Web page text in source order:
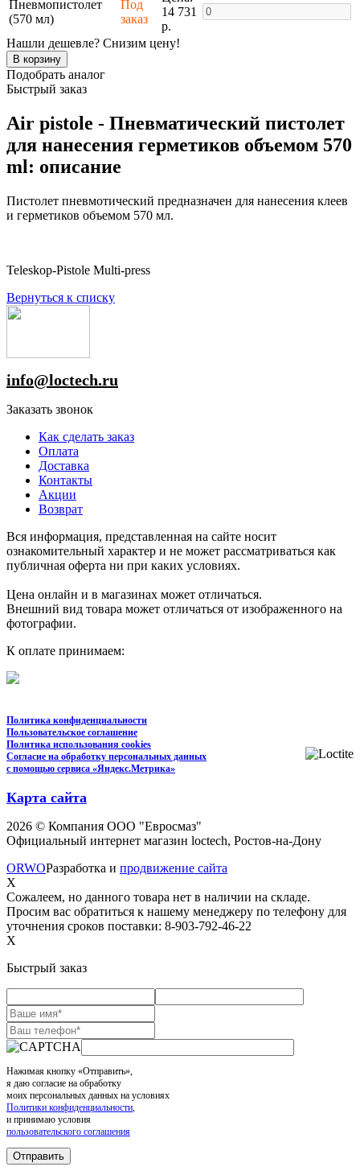
Пневмопистолет
(570 мл)
Под
заказ
14 731
р.
Нашли дешевле? Снизим цену!
Подобрать аналог
Быстрый заказ
Air pistole - Пневматический пистолет
для нанесения герметиков объемом 570
ml: описание
Пистолет пневмотический предназначен для нанесения клеев
и герметиков объемом 570 мл.
Teleskop-Pistole Multi-press
Вернуться к списку
info@loctech.ru
Заказать звонок
Как сделать заказ
Оплата
Доставка
Контакты
Акции
Возврат
Вся информация, представленная на сайте носит
ознакомительный характер и не может рассматриваться как
публичная оферта ни при каких условиях.
Цена онлайн и в магазинах может отличаться.
Внешний вид товара может отличаться от изображенного на
фотографии.
К оплате принимаем:
Политика конфиденциальности
Пользовательское соглашение
Политика использования cookies
Согласие на обработку персональных данных
с помощью сервиса «Яндекс.Метрика»
Карта сайта
2026 © Компания ООО "Евросмаз"
Официальный интернет магазин loctech, Ростов-на-Дону
ORWOРазработка и продвижение сайта
X
Сожалеем, но данного товара нет в наличии на складе.
Просим вас обратиться к нашему менеджеру по телефону для
уточнения сроков поставки: 8-903-792-46-22
X
Быстрый заказ
Нажимая кнопку «Отправить»,
я даю согласие на обработку
моих персональных данных на условиях
Политики конфиденциальности
и принимаю условия
пользовательского соглашения